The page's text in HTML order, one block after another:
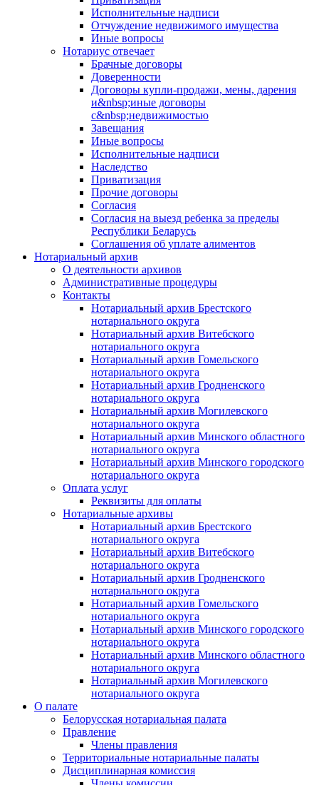
Исполнительные надписи
Отчуждение недвижимого имущества
Иные вопросы
Нотариус отвечает
Брачные договоры
Доверенности
Договоры купли-продажи, мены, дарения
и&nbsp;иные договоры
с&nbsp;недвижимостью
Завещания
Иные вопросы
Исполнительные надписи
Наследство
Приватизация
Прочие договоры
Согласия
Согласия на выезд ребенка за пределы
Республики Беларусь
Соглашения об уплате алиментов
Нотариальный архив
О деятельности архивов
Административные процедуры
Контакты
Нотариальный архив Брестского
нотариального округа
Нотариальный архив Витебского
нотариального округа
Нотариальный архив Гомельского
нотариального округа
Нотариальный архив Гродненского
нотариального округа
Нотариальный архив Могилевского
нотариального округа
Нотариальный архив Минского областного
нотариального округа
Нотариальный архив Минского городского
нотариального округа
Оплата услуг
Реквизиты для оплаты
Нотариальные архивы
Нотариальный архив Брестского
нотариального округа
Нотариальный архив Витебского
нотариального округа
Нотариальный архив Гродненского
нотариального округа
Нотариальный архив Гомельского
нотариального округа
Нотариальный архив Минского городского
нотариального округа
Нотариальный архив Минского областного
нотариального округа
Нотариальный архив Могилевского
нотариального округа
О палате
Белорусская нотариальная палата
Правление
Члены правления
Территориальные нотариальные палаты
Дисциплинарная комиссия